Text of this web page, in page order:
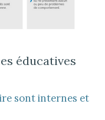
éducatives
sont internes et